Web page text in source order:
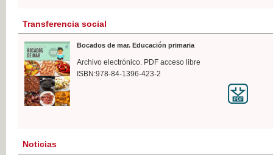
Transferencia social
Bocados de mar. Educación primaria
Archivo electrónico. PDF acceso libre
ISBN:978-84-1396-423-2
Noticias